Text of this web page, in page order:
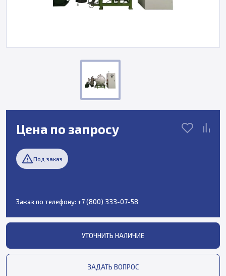
Цена по запросу
Под заказ
Заказ по телефону: +7 (800) 333-07-58
УТОЧНИТЬ НАЛИЧИЕ
ЗАДАТЬ ВОПРОС